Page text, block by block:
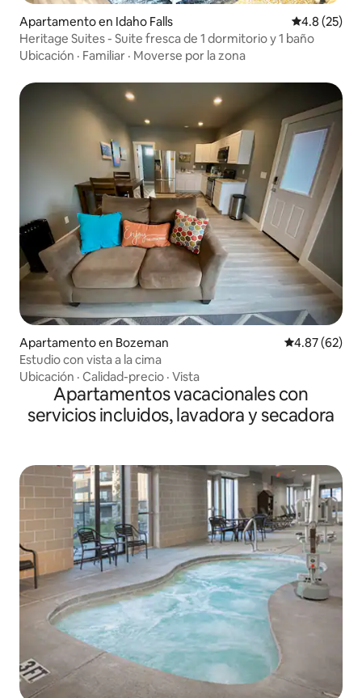
Apartamento en Idaho Falls Calificación
4.8 (25)
Heritage Suites - Suite fresca de 1 dormitorio y 1 baño
Ubicación · Familiar · Moverse por la zona
Apartamento en Bozeman Calificación
4.87 (62)
Estudio con vista a la cima
Ubicación · Calidad-precio · Vista
Apartamentos vacacionales con
servicios incluidos, lavadora y secadora